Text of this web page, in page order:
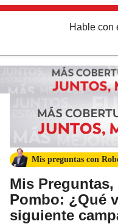
Hable con
Mis preguntas con
Mis
Pombo: ¿Qué
siguiente